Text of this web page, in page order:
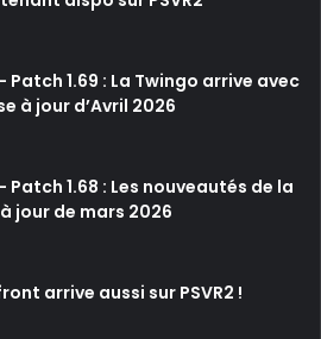
Patch 1.69 : La Twingo arrive avec
à jour d’Avril 2026
Patch 1.68 : Les nouveautés de la
jour de mars 2026
arrive aussi sur PSVR2 !